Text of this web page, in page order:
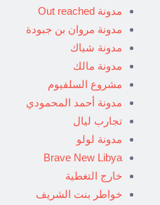
مدونة Out reached
مدونة مروان بن جبودة
مدونة شباك
مدونة مالك
مشروع السلفيوم
مدونة أحمد المحمودي
تجارب ليال
مدونة لولو
Brave New Libya
خارج التغطية
خواطر بنت الشريف